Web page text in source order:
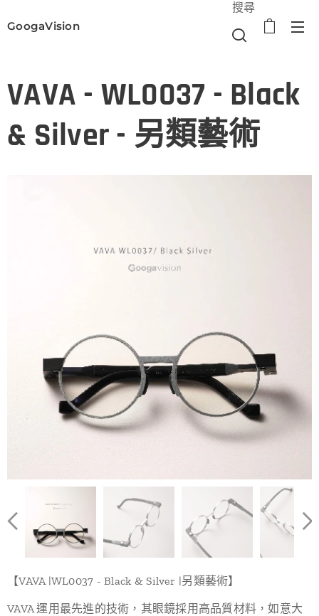
GoogaVision
搜尋
VAVA - WL0037 - Black
& Silver - 另類藝術
【VAVA |WL0037 - Black & Silver |另類藝術】
VAVA 運用最先進的技術，其眼鏡採用高品質材料，如意大